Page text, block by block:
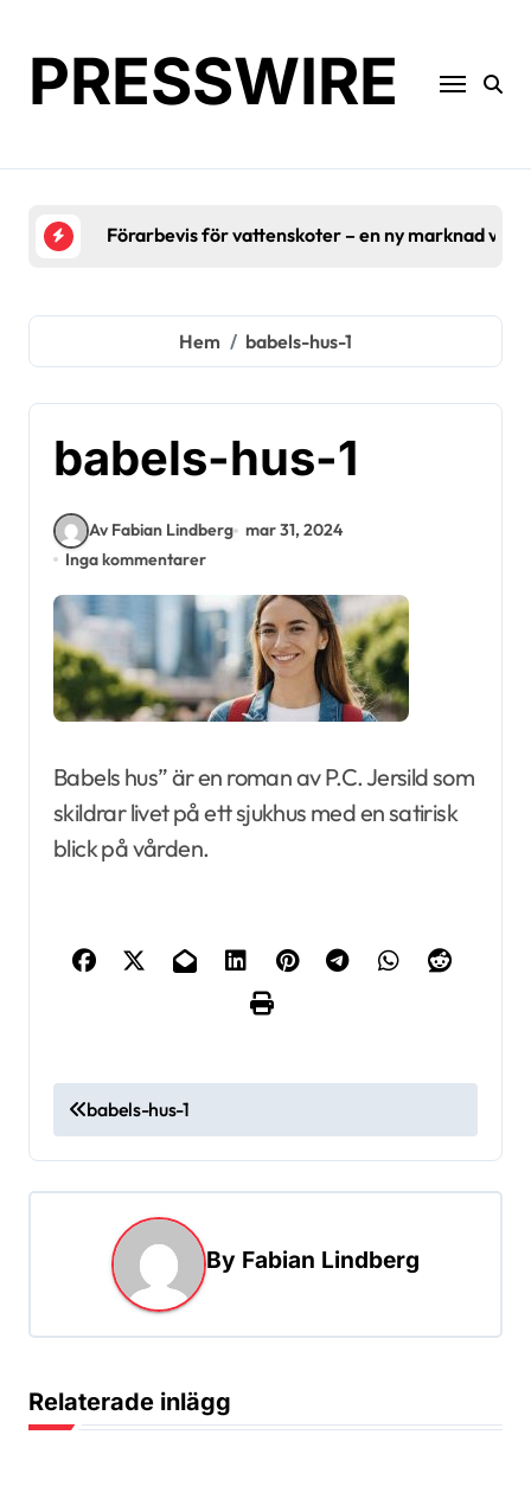
innehållPRESSWIRE
Förarbevis för vattenskoter – en ny marknad
Hem babels-hus-1
babels-hus-1
Av Fabian Lindberg mar 31, 2024
Inga kommentarer
Babels hus” är en roman av P.C. Jersild som
skildrar livet på ett sjukhus med en satirisk
blick på vården.
n
s
a
babels-hus-1
By Fabian Lindberg
Relaterade inlägg